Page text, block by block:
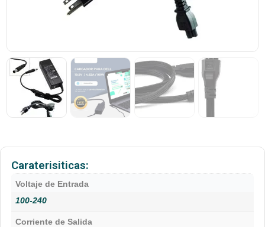
Caraterisiticas:
Voltaje de Entrada
100-240
Corriente de Salida